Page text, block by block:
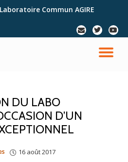
Commun AGIRE
fa-
envelope
fa-
twitter
fa-
DU LABO
D’UN
16 août 2017